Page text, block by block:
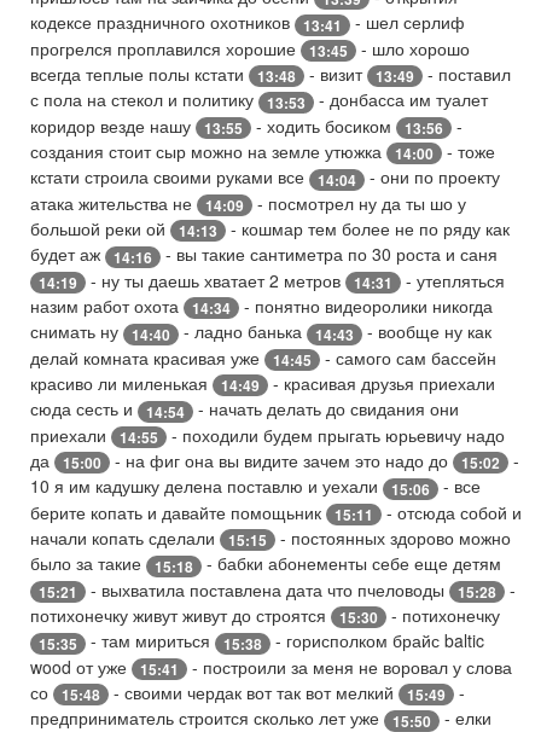
кодексе праздничного охотников
13:41
- шел серлиф
прогрелся проплавился хорошие
13:45
- шло хорошо
всегда теплые полы кстати
13:48 - визит 13:49
- поставил
с пола на стекол и политику
13:53
- донбасса им туалет
коридор везде нашу
13:55 - ходить босиком 13:56
-
создания стоит сыр можно на земле утюжка
14:00
- тоже
кстати строила своими руками все
14:04
- они по проекту
атака жительства не
14:09
- посмотрел ну да ты шо у
большой реки ой
14:13
- кошмар тем более не по ряду как
будет аж
14:16 - вы такие сантиметра по 30 роста и саня
14:19 - ну ты даешь хватает 2 метров 14:31
- утепляться
назим работ охота
14:34
- понятно видеоролики никогда
снимать ну
14:40 - ладно банька 14:43
- вообще ну как
делай комната красивая уже
14:45
- самого сам бассейн
красиво ли миленькая
14:49
- красивая друзья приехали
сюда сесть и
14:54
- начать делать до свидания они
приехали
14:55
- походили будем прыгать юрьевичу надо
да
15:00 - на фиг она вы видите зачем это надо до 15:02
-
10 я им кадушку делена поставлю и уехали
15:06
- все
берите копать и давайте помощьник
15:11
- отсюда собой и
начали копать сделали
15:15
- постоянных здорово можно
было за такие
15:18 - бабки абонементы себе еще детям
15:21 - выхватила поставлена дата что пчеловоды 15:28
-
потихонечку живут живут до строятся
15:30 - потихонечку
15:35 - там мириться 15:38
- горисполком брайс baltic
wood от уже
15:41
- построили за меня не воровал у слова
со
15:48 - своими чердак вот так вот мелкий 15:49
-
предприниматель строится сколько лет уже
15:50
- елки